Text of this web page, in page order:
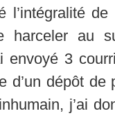
l’intégralité
harceler au
envoyé 3
d’un dépôt
j’ai